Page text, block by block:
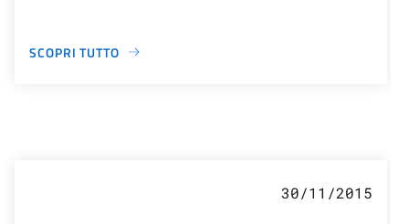
SCOPRI TUTTO
30/11/2015